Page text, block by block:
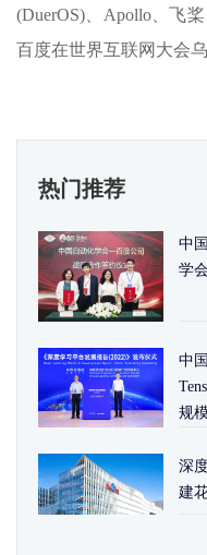
(DuerOS)、Apollo、飞
百度在世界互联网大会
热门推荐
中
学
中
规
深
建